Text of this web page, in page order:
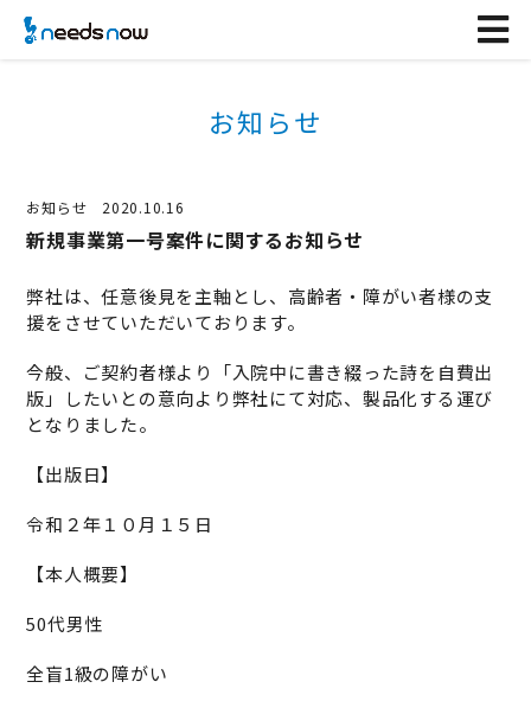
お知らせ
お知らせ 2020.10.16
新規事業第一号案件に関するお知らせ
弊社は、任意後見を主軸とし、高齢者・障がい者様の支
援をさせていただいております。
今般、ご契約者様より「入院中に書き綴った詩を自費出
版」したいとの意向より弊社にて対応、製品化する運び
となりました。
【出版日】
令和２年１０月１５日
【本人概要】
50代男性
全盲1級の障がい